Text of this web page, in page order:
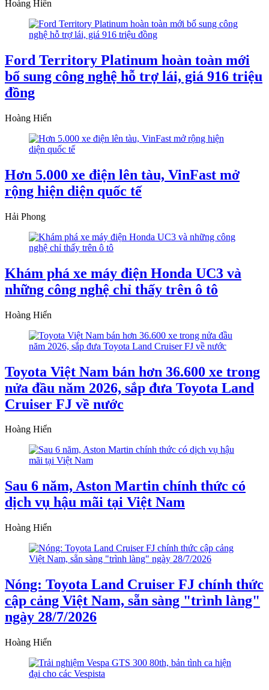
Hoàng Hiển
Ford Territory Platinum hoàn toàn mới
bổ sung công nghệ hỗ trợ lái, giá 916 triệu
đồng
Hoàng Hiển
Hơn 5.000 xe điện lên tàu, VinFast mở
rộng hiện diện quốc tế
Hải Phong
Khám phá xe máy điện Honda UC3 và
những công nghệ chỉ thấy trên ô tô
Hoàng Hiển
Toyota Việt Nam bán hơn 36.600 xe trong
nửa đầu năm 2026, sắp đưa Toyota Land
Cruiser FJ về nước
Hoàng Hiển
Sau 6 năm, Aston Martin chính thức có
dịch vụ hậu mãi tại Việt Nam
Hoàng Hiển
Nóng: Toyota Land Cruiser FJ chính thức
cập cảng Việt Nam, sẵn sàng "trình làng"
ngày 28/7/2026
Hoàng Hiển